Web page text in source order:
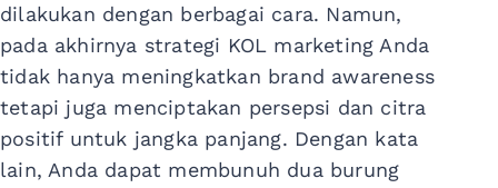
dilakukan dengan berbagai cara. Namun,
pada akhirnya strategi KOL marketing Anda
tidak hanya meningkatkan brand awareness
tetapi juga menciptakan persepsi dan citra
positif untuk jangka panjang. Dengan kata
lain, Anda dapat membunuh dua burung